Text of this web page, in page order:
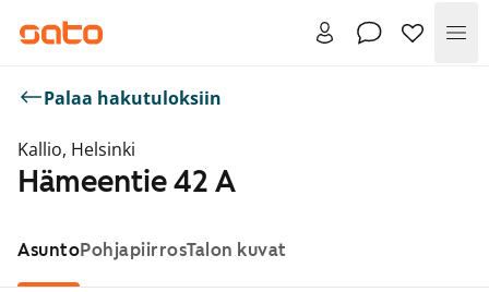
Palaa hakutuloksiin
Kallio, Helsinki
Hämeentie 42 A
AsuntoPohjapiirrosTalon kuvat